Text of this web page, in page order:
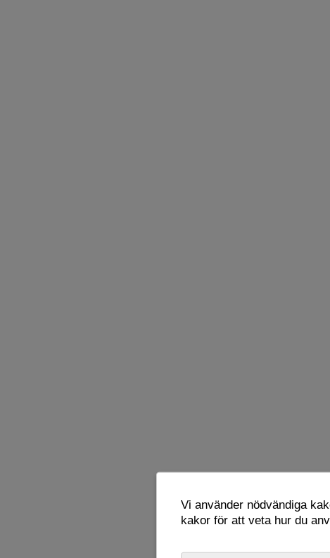
Vi använder nödvändiga
kakor för att veta hur du